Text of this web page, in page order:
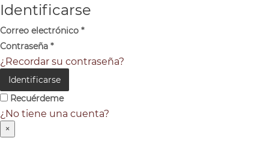
Identificarse
Correo electrónico *
Contraseña *
¿Recordar su contraseña?
Identificarse
Recuérdeme
¿No tiene una cuenta?
×